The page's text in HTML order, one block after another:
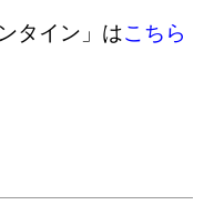
タイン」はこちら